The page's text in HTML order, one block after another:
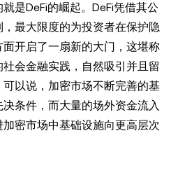
是DeFi的崛起。DeFi凭借其公
最大限度的为投资者在保护隐
开启了一扇新的大门，这堪称
会金融实践，自然吸引并且留
以说，加密市场不断完善的基
条件，而大量的场外资金流入
密市场中基础设施向更高层次